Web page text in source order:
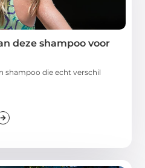
deze shampoo voor
shampoo die echt verschil